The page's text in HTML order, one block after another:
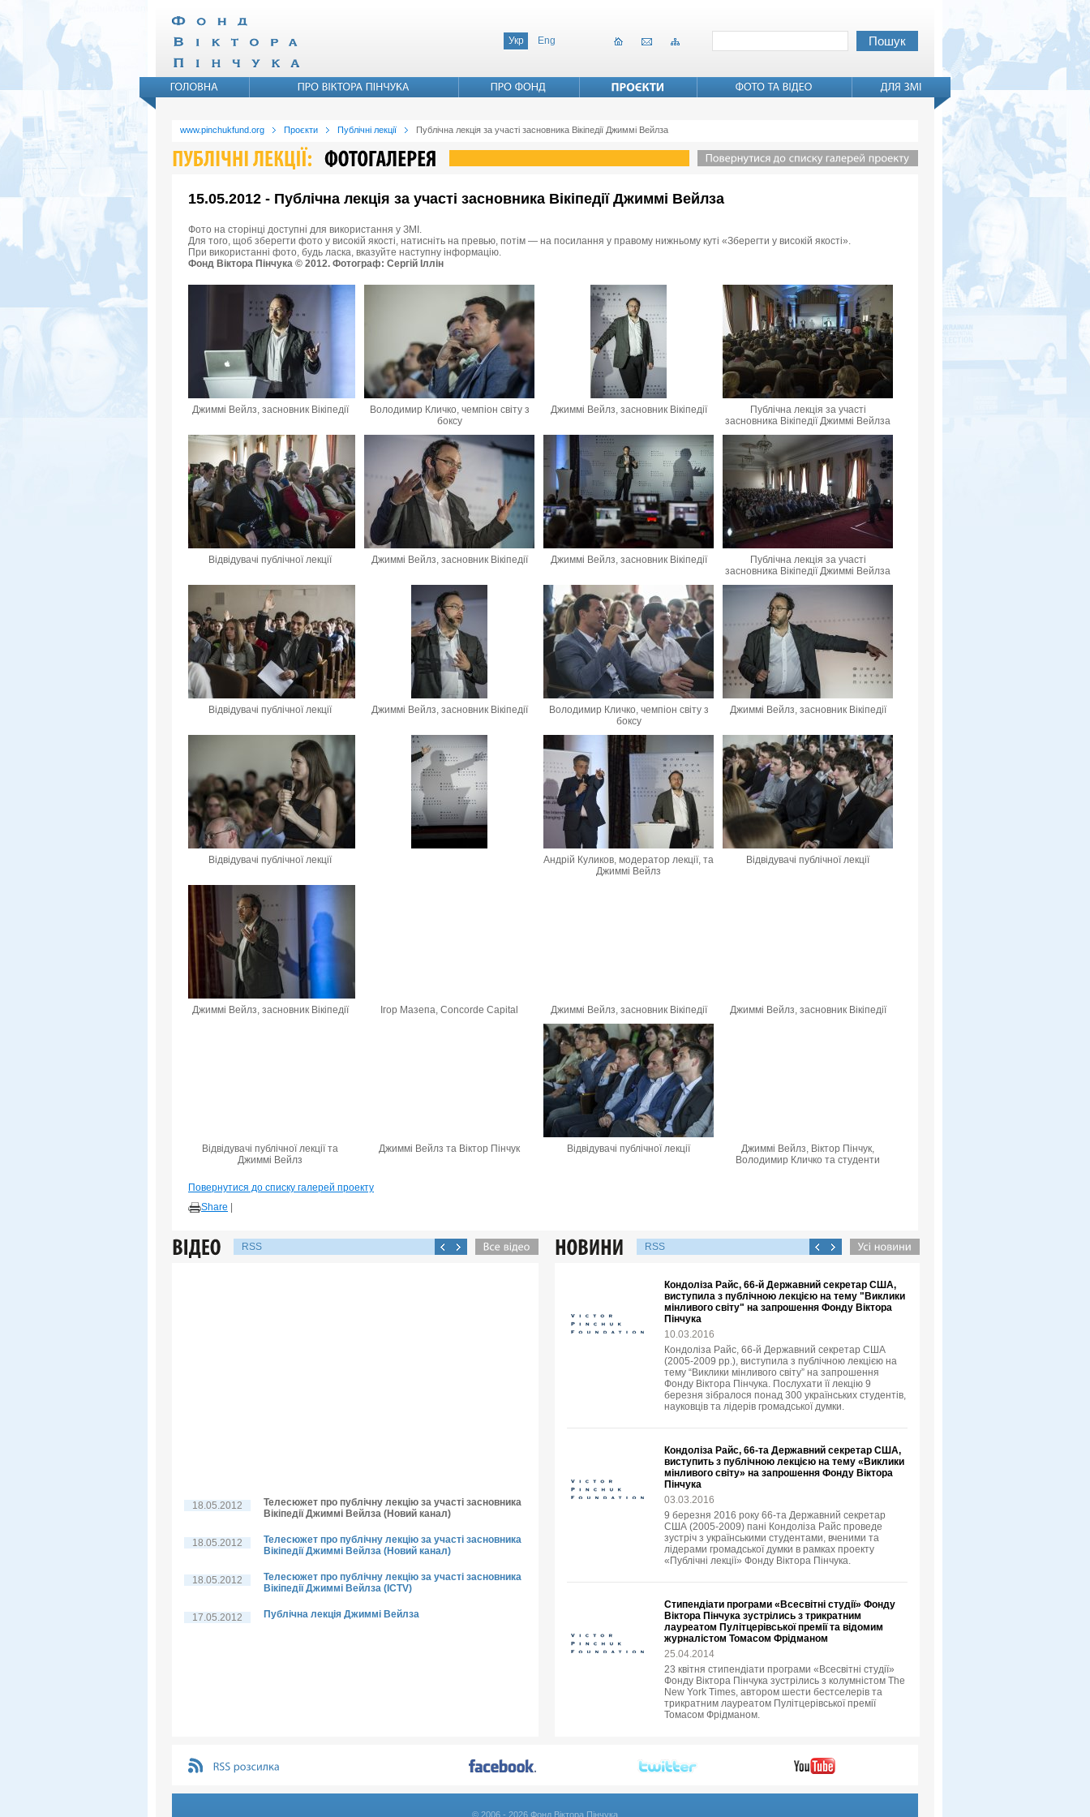
Укр Eng
www.pinchukfund.org Проєкти Публічні лекції Публічна лекція за участі засновника Вікіпедії Джиммі Вейлза
15.05.2012 - Публічна лекція за участі засновника Вікіпедії Джиммі Вейлза
Фото на сторінці доступні для використання у ЗМІ.
Для того, щоб зберегти фото у високій якості, натисніть на превью, потім — на посилання у правому нижньому куті «Зберегти у високій якості».
При використанні фото, будь ласка, вказуйте наступну інформацію.
Фонд Віктора Пінчука © 2012. Фотограф: Сергій Іллін
Джиммі Вейлз, засновник Вікіпедії
Володимир Кличко, чемпіон світу з
боксу
Джиммі Вейлз, засновник Вікіпедії
Публічна лекція за участі
засновника Вікіпедії Джиммі Вейлза
Відвідувачі публічної лекції Джиммі Вейлз, засновник Вікіпедії Джиммі Вейлз, засновник Вікіпедії
Публічна лекція за участі
засновника Вікіпедії Джиммі Вейлза
Відвідувачі публічної лекції Джиммі Вейлз, засновник Вікіпедії
Володимир Кличко, чемпіон світу з
боксу
Джиммі Вейлз, засновник Вікіпедії
Відвідувачі публічної лекції
Андрій Куликов, модератор лекції, та
Джиммі Вейлз
Відвідувачі публічної лекції
Джиммі Вейлз, засновник Вікіпедії Ігор Мазепа, Concorde Capital Джиммі Вейлз, засновник Вікіпедії Джиммі Вейлз, засновник Вікіпедії
Відвідувачі публічної лекції та
Джиммі Вейлз
Джиммі Вейлз та Віктор Пінчук Відвідувачі публічної лекції
Джиммі Вейлз, Віктор Пінчук,
Володимир Кличко та студенти
Повернутися до списку галерей проекту
Share
RSS
18.05.2012
Телесюжет про публічну лекцію за участі засновника
Вікіпедії Джиммі Вейлза (Новий канал)
18.05.2012
Телесюжет про публічну лекцію за участі засновника
Вікіпедії Джиммі Вейлза (Новий канал)
18.05.2012
Телесюжет про публічну лекцію за участі засновника
Вікіпедії Джиммі Вейлза (ICTV)
17.05.2012 Публічна лекція Джиммі Вейлза
RSS
Кондоліза Райс, 66-й Державний секретар США,
виступила з публічною лекцією на тему "Виклики
мінливого світу" на запрошення Фонду Віктора
Пінчука
10.03.2016
Кондоліза Райс, 66-й Державний секретар США
(2005-2009 рр.), виступила з публічною лекцією на
тему “Виклики мінливого світу” на запрошення
Фонду Віктора Пінчука. Послухати її лекцію 9
березня зібралося понад 300 українських студентів,
науковців та лідерів громадської думки.
Кондоліза Райс, 66-та Державний секретар США,
виступить з публічною лекцією на тему «Виклики
мінливого світу» на запрошення Фонду Віктора
Пінчука
03.03.2016
9 березня 2016 року 66-та Державний секретар
США (2005-2009) пані Кондоліза Райс проведе
зустріч з українськими студентами, вченими та
лідерами громадської думки в рамках проекту
«Публічні лекції» Фонду Віктора Пінчука.
Стипендіати програми «Всесвітні студії» Фонду
Віктора Пінчука зустрілись з трикратним
лауреатом Пулітцерівської премії та відомим
журналістом Томасом Фрідманом
25.04.2014
23 квітня стипендіати програми «Всесвітні студії»
Фонду Віктора Пінчука зустрілись з колумністом The
New York Times, автором шести бестселерів та
трикратним лауреатом Пулітцерівської премії
Томасом Фрідманом.
© 2006 - 2026 Фонд Віктора Пінчука